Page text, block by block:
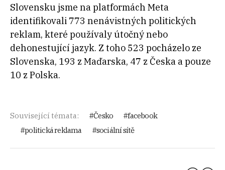
Slovensku jsme na platformách Meta
identifikovali 773 nenávistných politických
reklam, které používaly útočný nebo
dehonestující jazyk. Z toho 523 pocházelo ze
Slovenska, 193 z Maďarska, 47 z Česka a pouze
10 z Polska.
Související témata: Česko
facebook
politická reklama
sociální sítě